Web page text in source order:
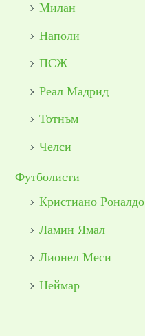
Милан
Наполи
ПСЖ
Реал Мадрид
Тотнъм
Челси
Футболисти
Кристиано Роналдо
Ламин Ямал
Лионел Меси
Неймар